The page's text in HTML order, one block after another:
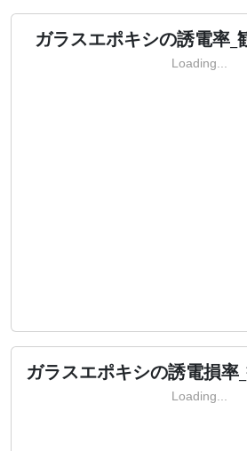
ガラスエポキシの誘電率
Loading...
ガラスエポキシの誘電損
Loading...